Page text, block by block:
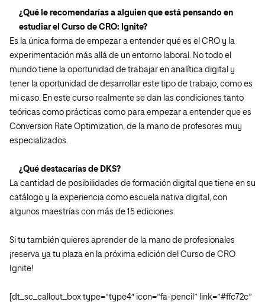
¿Qué le recomendarías a alguien que está pensando en
estudiar el Curso de CRO: Ignite?
Es la única forma de empezar a entender qué es el CRO y la
experimentación más allá de un entorno laboral. No todo el
mundo tiene la oportunidad de trabajar en analítica digital y
tener la oportunidad de desarrollar este tipo de trabajo, como es
mi caso. En este curso realmente se dan las condiciones tanto
teóricas como prácticas como para empezar a entender que es
Conversion Rate Optimization, de la mano de profesores muy
especializados.
¿Qué destacarías de DKS?
La cantidad de posibilidades de formación digital que tiene en su
catálogo y la experiencia como escuela nativa digital, con
algunos maestrías con más de 15 ediciones.
Si tu también quieres aprender de la mano de profesionales
¡reserva ya tu plaza en la próxima edición del Curso de CRO
Ignite!
[dt_sc_callout_box type=”type4″ icon=”fa-pencil” link=”#ffc72c”